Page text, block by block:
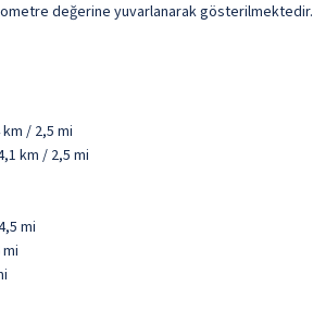
değerine yuvarlanarak gösterilmektedir.
/ 2,5 mi
km / 2,5 mi
mi